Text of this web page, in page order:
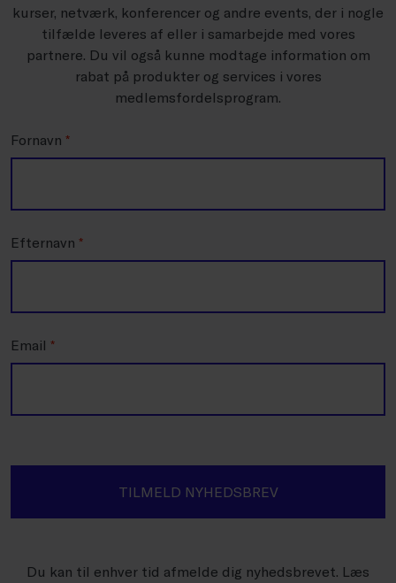
kurser, netværk, konferencer og andre events, der i nogle
tilfælde leveres af eller i samarbejde med vores
partnere. Du vil også kunne modtage information om
rabat på produkter og services i vores
medlemsfordelsprogram.
Fornavn *
Efternavn *
Email *
TILMELD NYHEDSBREV
Du kan til enhver tid afmelde dig nyhedsbrevet. Læs